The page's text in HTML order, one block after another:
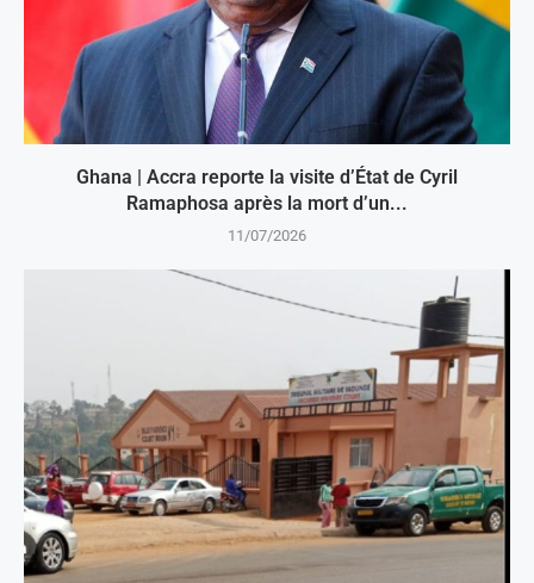
Ghana | Accra reporte la visite d’État de Cyril
Ramaphosa après la mort d’un...
11/07/2026